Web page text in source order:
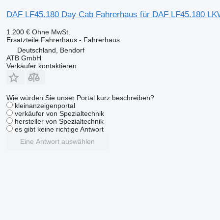
DAF LF45.180 Day Cab Fahrerhaus für DAF LF45.180
1.200 € Ohne MwSt.
Ersatzteile Fahrerhaus - Fahrerhaus
Deutschland, Bendorf
ATB GmbH
Verkäufer kontaktieren
Wie würden Sie unser Portal kurz beschreiben?
kleinanzeigenportal
verkäufer von Spezialtechnik
hersteller von Spezialtechnik
es gibt keine richtige Antwort
Eine Antwort auswählen